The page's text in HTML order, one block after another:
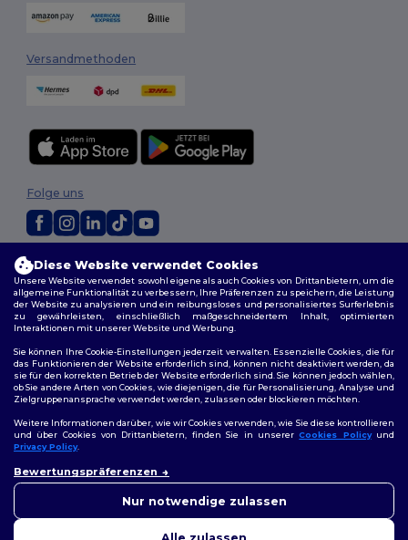
Versandmethoden
2026. Alle Rechte vorbehalten
Allgemeine Geschäftsbedingungen|Personalisierungsrichtlinien|
Datenschutzbestimmungen|Cookie-Richtlinie|Site Map
Folge uns
Diese Website verwendet Cookies
Unsere Website verwendet sowohl eigene als auch Cookies von Drittanbietern, um die
allgemeine Funktionalität zu verbessern, Ihre Präferenzen zu speichern, die Leistung
der Website zu analysieren und ein reibungsloses und personalisiertes Surferlebnis
zu gewährleisten, einschließlich maßgeschneidertem Inhalt, optimierten
Interaktionen mit unserer Website und Werbung.
Sie können Ihre Cookie-Einstellungen jederzeit verwalten. Essenzielle Cookies, die für
das Funktionieren der Website erforderlich sind, können nicht deaktiviert werden, da
sie für den korrekten Betrieb der Website erforderlich sind. Sie können jedoch wählen,
ob Sie andere Arten von Cookies, wie diejenigen, die für Personalisierung, Analyse und
Zielgruppenansprache verwendet werden, zulassen oder blockieren möchten.
Weitere Informationen darüber, wie wir Cookies verwenden, wie Sie diese kontrollieren
und über Cookies von Drittanbietern, finden Sie in unsererCookies Policyund
Privacy Policy.
Bewertungspräferenzen
Nur notwendige zulassen
Alle zulassen
uns jederzeit kontaktieren.